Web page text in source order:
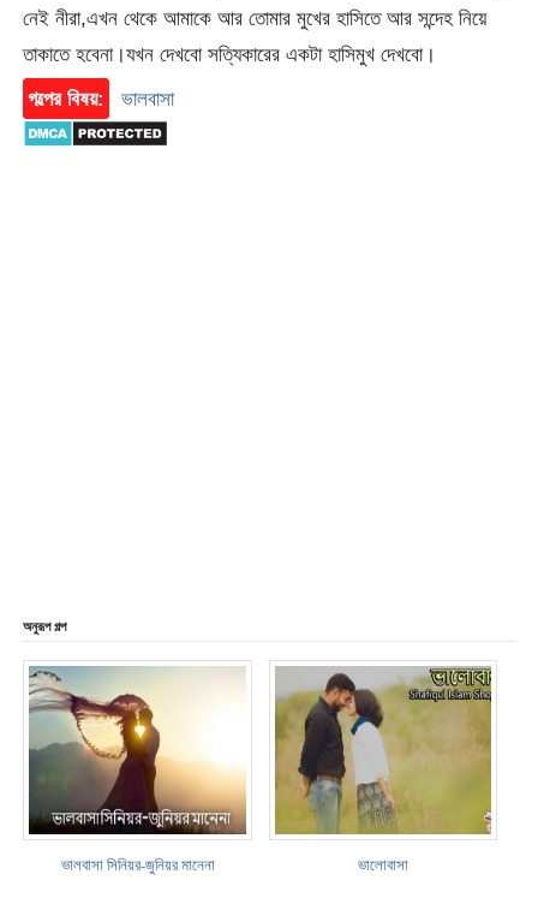
নেই নীরা,এখন থেকে আমাকে আর তোমার মুখের হাসিতে আর সন্দেহ নিয়ে
তাকাতে হবেনা।যখন দেখবো সত্যিকারের একটা হাসিমুখ দেখবো।
গল্পের বিষয়:
ভালবাসা
অনুরূপ গল্প
ভালবাসা সিনিয়র-জুনিয়র মানেনা ভালোবাসা